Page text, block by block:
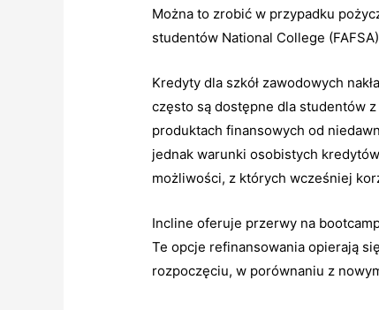
Można to zrobić w przypadku
studentów National College
Kredyty dla szkół zawodowych
często są dostępne dla studentów
produktach finansowych od
jednak warunki osobistych
możliwości, z których wcześniej
Incline oferuje przerwy na
Te opcje refinansowania opierają
rozpoczęciu, w porównaniu z